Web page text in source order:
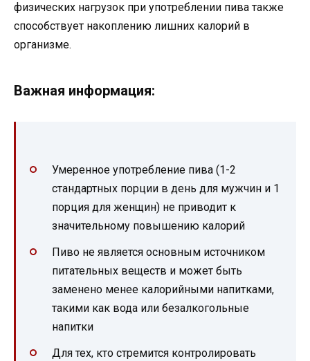
физических нагрузок при употреблении пива также
способствует накоплению лишних калорий в
организме.
Важная информация:
Умеренное употребление пива (1-2
стандартных порции в день для мужчин и 1
порция для женщин) не приводит к
значительному повышению калорий
Пиво не является основным источником
питательных веществ и может быть
заменено менее калорийными напитками,
такими как вода или безалкогольные
напитки
Для тех, кто стремится контролировать